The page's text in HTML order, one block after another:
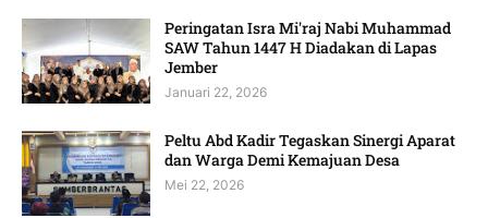
Peringatan Isra Mi'raj Nabi Muhammad
SAW Tahun 1447 H Diadakan di Lapas
Jember
Januari 22, 2026
Peltu Abd Kadir Tegaskan Sinergi Aparat
dan Warga Demi Kemajuan Desa
Mei 22, 2026